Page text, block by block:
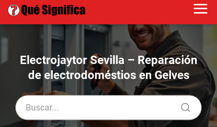
Electrojaytor Sevilla – Reparación
de electrodoméstios en Gelves